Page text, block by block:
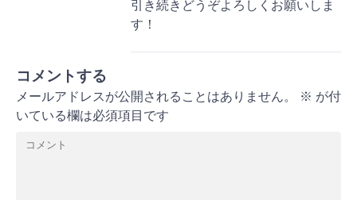
引き続きどうぞよろしくお願いしま
す！
コメントする
メールアドレスが公開されることはありません。 ※ が付
いている欄は必須項目です